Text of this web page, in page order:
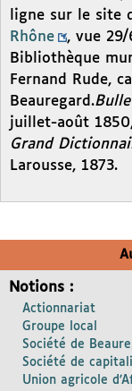
ligne sur le site
Rhône
, vue 29/
Bibliothèque
Fernand Rude,
Beauregard.
juillet-août
Grand
Larousse, 1873.
Notions :
Actionnariat
Groupe local
Société de
Société de
Union agricole